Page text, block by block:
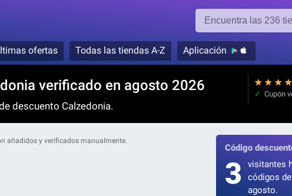
ofertas Todas las tiendas A-Z Aplicación
verificado en agosto 2026
descuento Calzedonia.
★
★
★
★
Cupón
añadidos y verificados manualmente.
Código
3
visitantes
códigos
agosto.